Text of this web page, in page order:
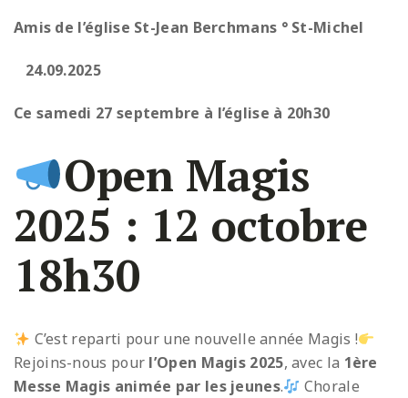
Amis de l’église St-Jean Berchmans ° St-Michel
24.09.2025
Ce samedi 27 septembre à l’église à 20h30
Open Magis
2025 : 12 octobre
18h30
C’est reparti pour une nouvelle année Magis !
Rejoins-nous pour l’Open Magis 2025, avec la 1ère
Messe Magis animée par les jeunes.
Chorale